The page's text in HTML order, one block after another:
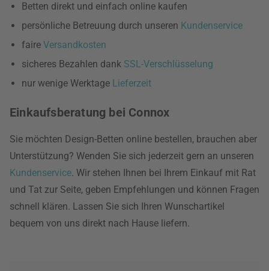
Betten direkt und einfach online kaufen
persönliche Betreuung durch unseren Kundenservice
faire Versandkosten
sicheres Bezahlen dank SSL-Verschlüsselung
nur wenige Werktage Lieferzeit
Einkaufsberatung bei Connox
Sie möchten Design-Betten online bestellen, brauchen aber
Unterstützung? Wenden Sie sich jederzeit gern an unseren
Kundenservice. Wir stehen Ihnen bei Ihrem Einkauf mit Rat
und Tat zur Seite, geben Empfehlungen und können Fragen
schnell klären. Lassen Sie sich Ihren Wunschartikel
bequem von uns direkt nach Hause liefern.